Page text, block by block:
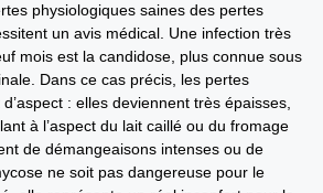
physiologiques saines des pertes
un avis médical. Une infection très
mois est la candidose, plus connue sous
Dans ce cas précis, les pertes
: elles deviennent très épaisses,
à l’aspect du lait caillé ou du fromage
de démangeaisons intenses ou de
ne soit pas dangereuse pour le